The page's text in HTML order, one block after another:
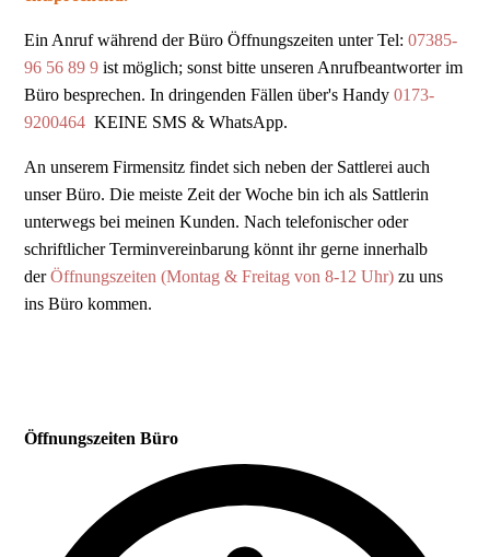
Ein Anruf während der Büro Öffnungszeiten unter Tel:07385-
96 56 89 9 ist möglich; sonst bitte unseren Anrufbeantworter im
Büro besprechen. In dringenden Fällen über's Handy0173-
9200464 KEINE SMS & WhatsApp.
An unserem Firmensitz findet sich neben der Sattlerei auch
unser Büro. Die meiste Zeit der Woche bin ich als Sattlerin
unterwegs bei meinen Kunden. Nach telefonischer oder
schriftlicher Terminvereinbarung könnt ihr gerne innerhalb
derÖffnungszeiten (Montag & Freitag von 8-12 Uhr) zu uns
ins Büro kommen.
Öffnungszeiten Büro